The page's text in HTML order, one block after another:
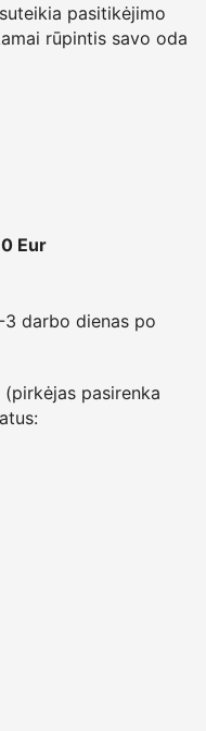
pasitikėjimo
rūpintis savo oda
Eur
darbo dienas po
pasirenka